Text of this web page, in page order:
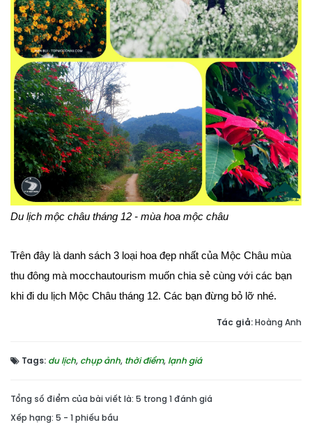
Du lịch mộc châu tháng 12 - mùa hoa mộc châu
Trên đây là danh sách 3 loại hoa đẹp nhất của Mộc Châu mùa
thu đông mà mocchautourism muốn chia sẻ cùng với các bạn
khi đi du lịch Mộc Châu tháng 12. Các bạn đừng bỏ lỡ nhé.
Tác giả:Hoàng Anh
Tags: du lịch, chụp ảnh, thời điểm, lạnh giá
Tổng số điểm của bài viết là: 5 trong 1 đánh giá
Xếp hạng: 5 - 1 phiếu bầu